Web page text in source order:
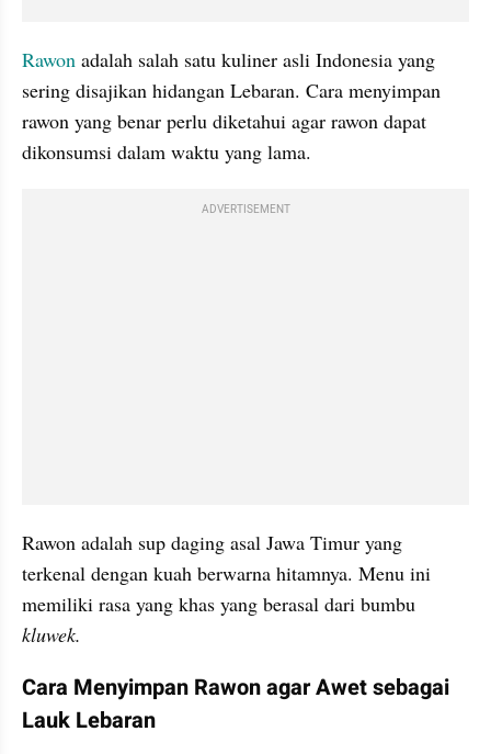
Rawon adalah salah satu kuliner asli Indonesia yang
sering disajikan hidangan Lebaran. Cara menyimpan
rawon yang benar perlu diketahui agar rawon dapat
dikonsumsi dalam waktu yang lama.
ADVERTISEMENT
Rawon adalah sup daging asal Jawa Timur yang
terkenal dengan kuah berwarna hitamnya. Menu ini
kluwek.
Cara Menyimpan Rawon agar Awet sebagai
Lauk Lebaran